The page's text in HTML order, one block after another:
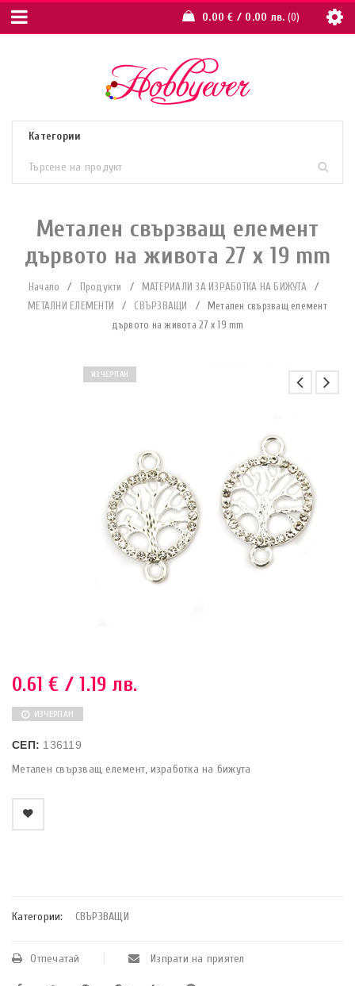
0.00€ / 0.00 лв. 0
Метален свързващ елемент
дървото на живота 27 x 19 mm
Начало / Продукти / МАТЕРИАЛИ ЗА ИЗРАБОТКА НА БИЖУТА
/
МЕТАЛНИ ЕЛЕМЕНТИ
/ СВЪРЗВАЩИ /
Метален свързващ елемент
дървото на живота 27 x 19 mm
ИЗЧЕРПАН
0.61€ / 1.19 лв.
ИЗЧЕРПАН
СЕП: 136119
Метален свързващ елемент, изработка на бижута
Категории: СВЪРЗВАЩИ
Отпечатай Изпрати на приятел